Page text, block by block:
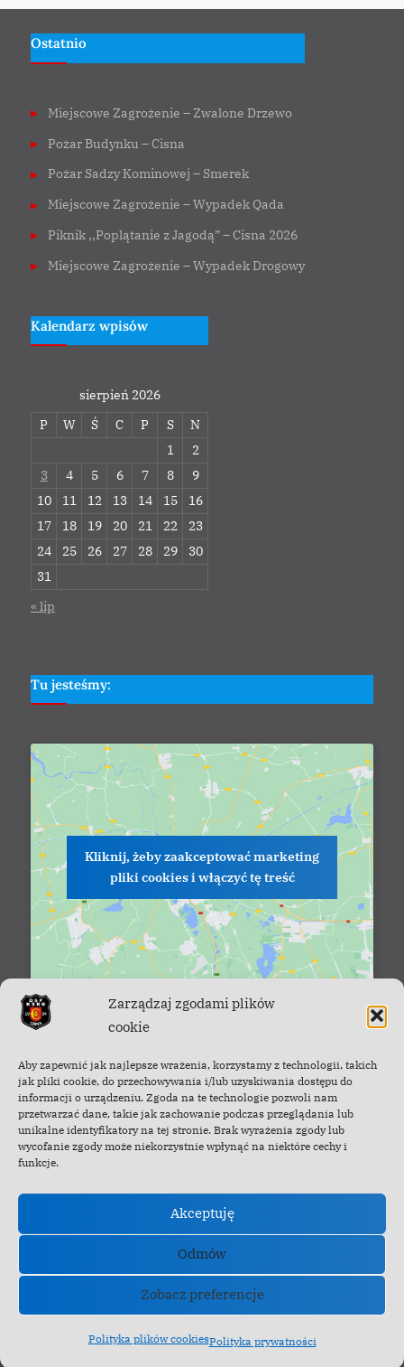
Zarządzaj zgodami plików
cookie
Aby zapewnić jak najlepsze wrażenia, korzystamy z technologii, takich
jak pliki cookie, do przechowywania i/lub uzyskiwania dostępu do
informacji o urządzeniu. Zgoda na te technologie pozwoli nam
przetwarzać dane, takie jak zachowanie podczas przeglądania lub
unikalne identyfikatory na tej stronie. Brak wyrażenia zgody lub
wycofanie zgody może niekorzystnie wpłynąć na niektóre cechy i
funkcje.
Akceptuję
Odmów
Zobacz preferencje
Polityka plików cookiesPolityka prywatności
Ostatnio
Miejscowe Zagrożenie – Zwalone Drzewo
Pożar Budynku – Cisna
Pożar Sadzy Kominowej – Smerek
Miejscowe Zagrożenie – Wypadek Qada
Piknik ,,Poplątanie z Jagodą” – Cisna 2026
Miejscowe Zagrożenie – Wypadek Drogowy
Kalendarz wpisów
sierpień 2026
P
W Ś C P S
N
1
2
3
4 5 6 7 8
9
10
11 12 13 14 15
16
17
18 19 20 21 22
23
24
25 26 27 28 29
30
31
« lip
Tu jesteśmy:
Kliknij, żeby zaakceptować marketing
pliki cookies i włączyć tę treść
Facebook - OSP Cisna
Powered byPressBook News WordPress theme